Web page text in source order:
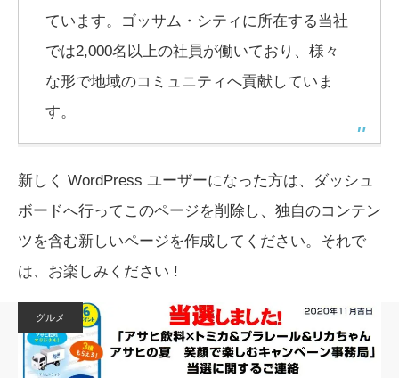
ています。ゴッサム・シティに所在する当社
では2,000名以上の社員が働いており、様々
な形で地域のコミュニティへ貢献していま
す。
新しく WordPress ユーザーになった方は、
ダッシュ
ボードへ行ってこのページを削除し、独自のコンテン
ツを含む新しいページを作成してください。それで
は、お楽しみください !
グルメ